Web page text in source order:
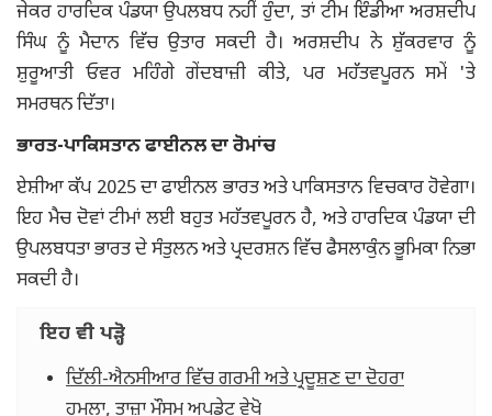
ਜੇਕਰ ਹਾਰਦਿਕ ਪੰਡਯਾ ਉਪਲਬਧ ਨਹੀਂ ਹੁੰਦਾ, ਤਾਂ ਟੀਮ ਇੰਡੀਆ ਅਰਸ਼ਦੀਪ
ਸਿੰਘ ਨੂੰ ਮੈਦਾਨ ਵਿੱਚ ਉਤਾਰ ਸਕਦੀ ਹੈ। ਅਰਸ਼ਦੀਪ ਨੇ ਸ਼ੁੱਕਰਵਾਰ ਨੂੰ
ਸ਼ੁਰੂਆਤੀ ਓਵਰ ਮਹਿੰਗੇ ਗੇਂਦਬਾਜ਼ੀ ਕੀਤੇ, ਪਰ ਮਹੱਤਵਪੂਰਨ ਸਮੇਂ 'ਤੇ
ਸਮਰਥਨ ਦਿੱਤਾ।
ਭਾਰਤ-ਪਾਕਿਸਤਾਨ ਫਾਈਨਲ ਦਾ ਰੋਮਾਂਚ
ਏਸ਼ੀਆ ਕੱਪ 2025 ਦਾ ਫਾਈਨਲ ਭਾਰਤ ਅਤੇ ਪਾਕਿਸਤਾਨ ਵਿਚਕਾਰ ਹੋਵੇਗਾ।
ਇਹ ਮੈਚ ਦੋਵਾਂ ਟੀਮਾਂ ਲਈ ਬਹੁਤ ਮਹੱਤਵਪੂਰਨ ਹੈ, ਅਤੇ ਹਾਰਦਿਕ ਪੰਡਯਾ ਦੀ
ਉਪਲਬਧਤਾ ਭਾਰਤ ਦੇ ਸੰਤੁਲਨ ਅਤੇ ਪ੍ਰਦਰਸ਼ਨ ਵਿੱਚ ਫੈਸਲਾਕੁੰਨ ਭੂਮਿਕਾ ਨਿਭਾ
ਸਕਦੀ ਹੈ।
ਇਹ ਵੀ ਪੜ੍ਹੋ
ਦਿੱਲੀ-ਐਨਸੀਆਰ ਵਿੱਚ ਗਰਮੀ ਅਤੇ ਪ੍ਰਦੂਸ਼ਣ ਦਾ ਦੋਹਰਾ
ਹਮਲਾ, ਤਾਜ਼ਾ ਮੌਸਮ ਅਪਡੇਟ ਵੇਖੋ